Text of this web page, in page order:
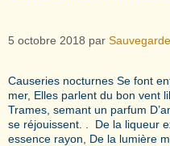
5 octobre 2018 par
Causeries nocturnes Se font
mer, Elles parlent du bon vent
Trames, semant un parfum
se réjouissent. . De la liqueur
essence rayon, De la lumière